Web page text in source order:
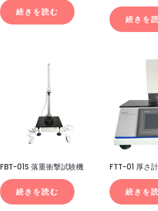
続きを読む
続きを
FBT-01S 落重衝撃試験機
続きを読む
FTT-01 厚さ計
続きを